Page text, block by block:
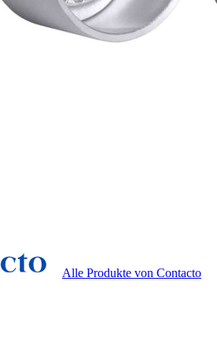
Alle Produkte von Contacto